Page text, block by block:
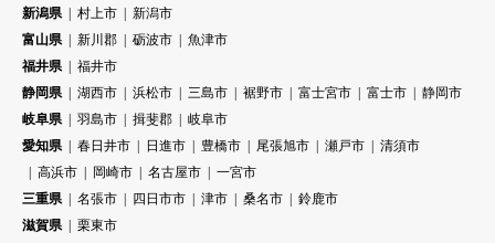
新潟県
村上市
新潟市
富山県
新川郡 砺波市
魚津市
福井県
福井市
静岡県
湖西市 浜松市 三島市 裾野市 富士宮市 富士市
静岡市
岐阜県
羽島市 揖斐郡
岐阜市
愛知県
春日井市 日進市 豊橋市 尾張旭市 瀬戸市
清須市
高浜市
岡崎市 名古屋市
一宮市
三重県
名張市 四日市市 津市 桑名市
鈴鹿市
滋賀県
栗東市